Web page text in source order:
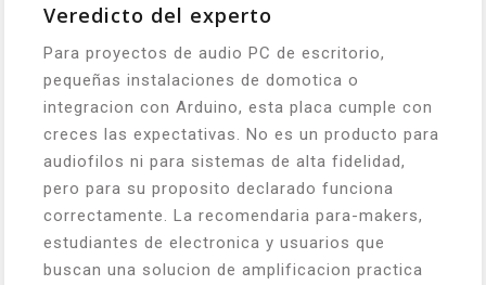
Veredicto del experto
Para proyectos de audio PC de escritorio,
pequeñas instalaciones de domotica o
integracion con Arduino, esta placa cumple con
creces las expectativas. No es un producto para
audiofilos ni para sistemas de alta fidelidad,
pero para su proposito declarado funciona
correctamente. La recomendaria para-makers,
estudiantes de electronica y usuarios que
buscan una solucion de amplificacion practica